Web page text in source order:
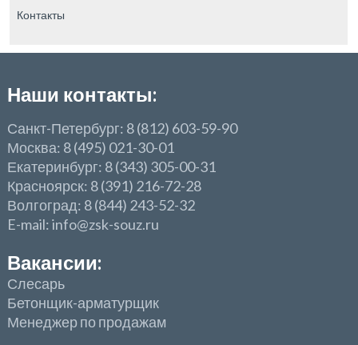
Контакты
Наши контакты:
Санкт-Петербург: 8 (812) 603-59-90
Москва: 8 (495) 021-30-01
Екатеринбург: 8 (343) 305-00-31
Красноярск: 8 (391) 216-72-28
Волгоград: 8 (844) 243-52-32
E-mail: info@zsk-souz.ru
Вакансии:
Слесарь
Бетонщик-арматурщик
Менеджер по продажам